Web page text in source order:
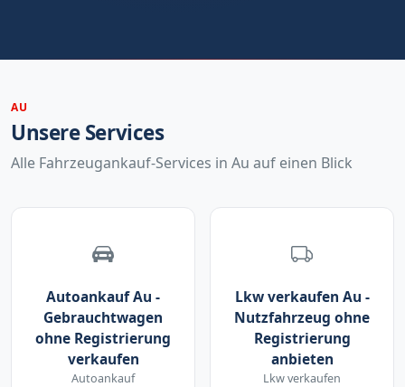
AU
Unsere Services
Alle Fahrzeugankauf-Services in Au auf einen Blick
Autoankauf Au -
Gebrauchtwagen
ohne Registrierung
verkaufen
Autoankauf
Lkw verkaufen Au -
Nutzfahrzeug ohne
Registrierung
anbieten
Lkw verkaufen